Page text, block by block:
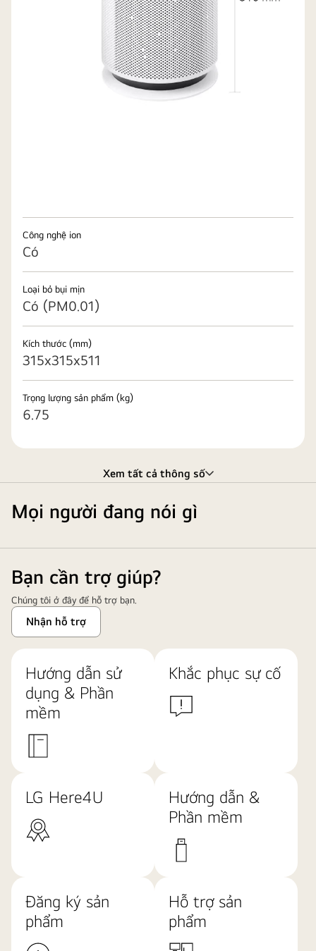
Công nghệ ion
Có
Loại bỏ bụi mịn
Có (PM0.01)
Kích thước (mm)
315x315x511
Trọng lượng sản phẩm (kg)
6.75
Xem tất cả thông số
Mọi người đang nói gì
Bạn cần trợ giúp?
Chúng tôi ở đây để hỗ trợ bạn.
Nhận hỗ trợ
Hướng dẫn sử
dụng & Phần
mềm
Khắc phục sự cố
LG Here4U
Hướng dẫn &
Phần mềm
Đăng ký sản
phẩm
Hỗ trợ sản
phẩm